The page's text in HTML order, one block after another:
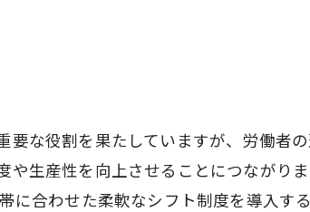
要な役割を果たしていますが、労働者
や生産性を向上させることにつながり
に合わせた柔軟なシフト制度を導入す